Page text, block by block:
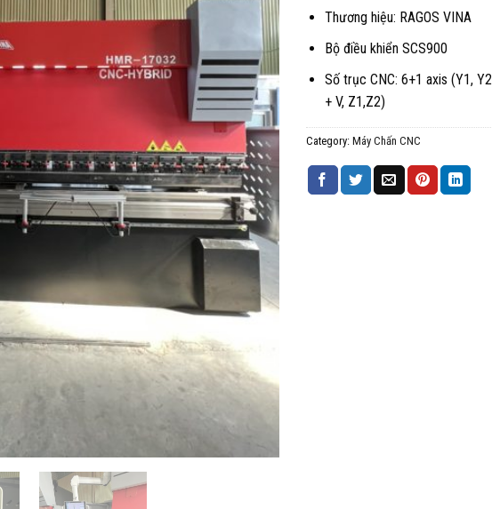
Thương hiệu: RAGOS VINA
Bộ điều khiển SCS900
Số trục CNC: 6+1 axis (Y1,
+ V, Z1,Z2)
Category: Máy Chấn CNC